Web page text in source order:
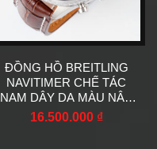
ĐỒNG HỒ BREITLING
NAVITIMER CHẾ TÁC
NAM DÂY DA MÀU NÂU
NHÀ MÁY EF 43MM
16.500.000 ₫